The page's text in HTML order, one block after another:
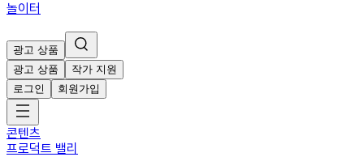
놀이터
광고 상품
광고 상품
작가 지원
로그인
회원가입
콘텐츠
프로덕트 밸리